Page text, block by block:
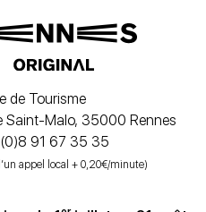
de Tourisme
Saint-Malo, 35000 Rennes
91 67 35 35
appel local + 0,20€/minute)